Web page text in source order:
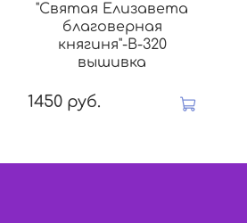
"Святая Елизавета
благоверная
княгиня"-В-320
вышивка
1450 руб.